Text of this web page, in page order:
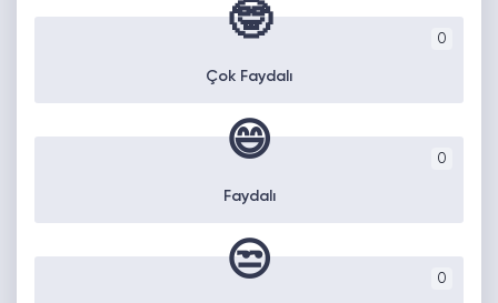
0
🤓
Çok Faydalı
0
😄
Faydalı
0
😒